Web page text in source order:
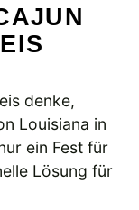
denke,
Louisiana in
ein Fest für
Lösung für